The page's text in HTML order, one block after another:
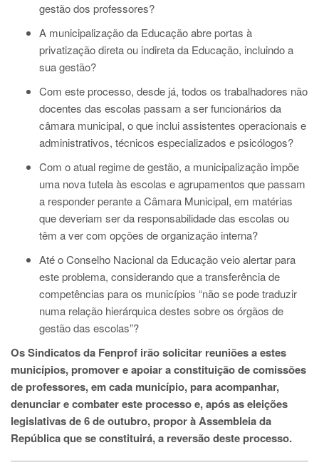
gestão dos professores?
A municipalização da Educação abre portas à
privatização direta ou indireta da Educação, incluindo a
sua gestão?
Com este processo, desde já, todos os trabalhadores não
docentes das escolas passam a ser funcionários da
câmara municipal, o que inclui assistentes operacionais e
administrativos, técnicos especializados e psicólogos?
Com o atual regime de gestão, a municipalização impõe
uma nova tutela às escolas e agrupamentos que passam
a responder perante a Câmara Municipal, em matérias
que deveriam ser da responsabilidade das escolas ou
têm a ver com opções de organização interna?
Até o Conselho Nacional da Educação veio alertar para
este problema, considerando que a transferência de
competências para os municípios “não se pode traduzir
numa relação hierárquica destes sobre os órgãos de
gestão das escolas”?
Os Sindicatos da Fenprof irão solicitar reuniões a estes
municípios, promover e apoiar a constituição de comissões
de professores, em cada município, para acompanhar,
denunciar e combater este processo e, após as eleições
legislativas de 6 de outubro, propor à Assembleia da
República que se constituirá, a reversão deste processo.